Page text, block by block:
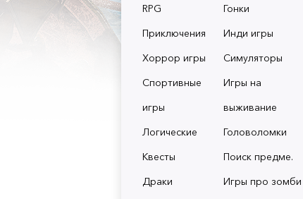
RPG
Гонки
Приключения
Инди игры
Хоррор игры
Симуляторы
Спортивные
игры
Игры на
выживание
Логические
Головоломки
Квесты
Поиск предме.
Драки
Игры про зомби